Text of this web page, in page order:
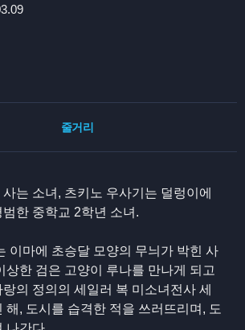
줄거리
는 소녀, 츠키노 우사기는 덜렁이에
한 중학교 2학년 소녀.
이마에 초승달 모양의 무늬가 박힌 사
상한 검은 고양이 루나를 만나게 되고
의 정의의 세일러 복 미소녀전사 세
해, 도시를 습격한 적을 쓰러뜨리며, 도